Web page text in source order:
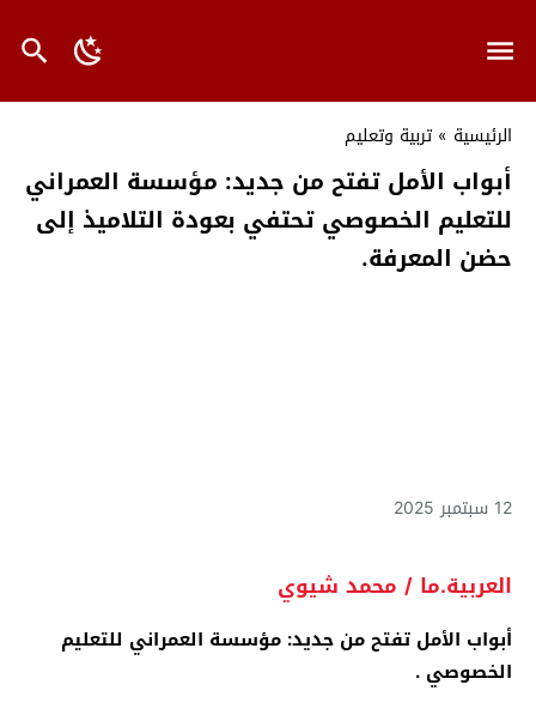
الرئيسية » تربية وتعليم
أبواب الأمل تفتح من جديد: مؤسسة العمراني
للتعليم الخصوصي تحتفي بعودة التلاميذ إلى
حضن المعرفة.
12 سبتمبر 2025
العربية.ما / محمد شيوي
أبواب الأمل تفتح من جديد: مؤسسة العمراني للتعليم
الخصوصي .